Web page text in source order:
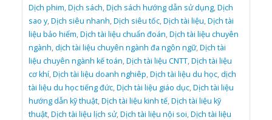
Dịch phim,Dịch sách,Dịch sách hướng dẫn sử dụng,Dịch
sao y,Dịch siêu nhanh,Dịch siêu tốc,Dịch tài liệu,Dịch tài
liệu bảo hiểm,Dịch tài liệu chuẩn đoán,Dịch tài liệu chuyên
ngành,dịch tài liệu chuyên ngành đa ngôn ngữ,Dịch tài
liệu chuyên ngành kế toán,Dịch tài liệu CNTT,Dịch tài liệu
cơ khí,Dịch tài liệu doanh nghiêp,Dịch tài liệu du học,dịch
tài liệu du học tiếng đức,Dịch tài liệu giáo dục,Dịch tài liệu
hướng dẫn kỹ thuật,Dịch tài liệu kinh tế,Dịch tài liệu kỹ
thuật,Dịch tài liệu lịch sử,Dịch tài liệu nội soi,Dịch tài liệu